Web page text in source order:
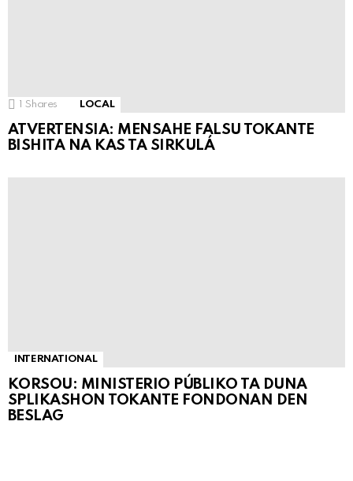
Shares LOCAL
ATVERTENSIA: MENSAHE FALSU TOKANTE
BISHITA NA KAS TA SIRKULÁ
INTERNATIONAL
KORSOU: MINISTERIO PÚBLIKO TA DUNA
SPLIKASHON TOKANTE FONDONAN DEN
BESLAG